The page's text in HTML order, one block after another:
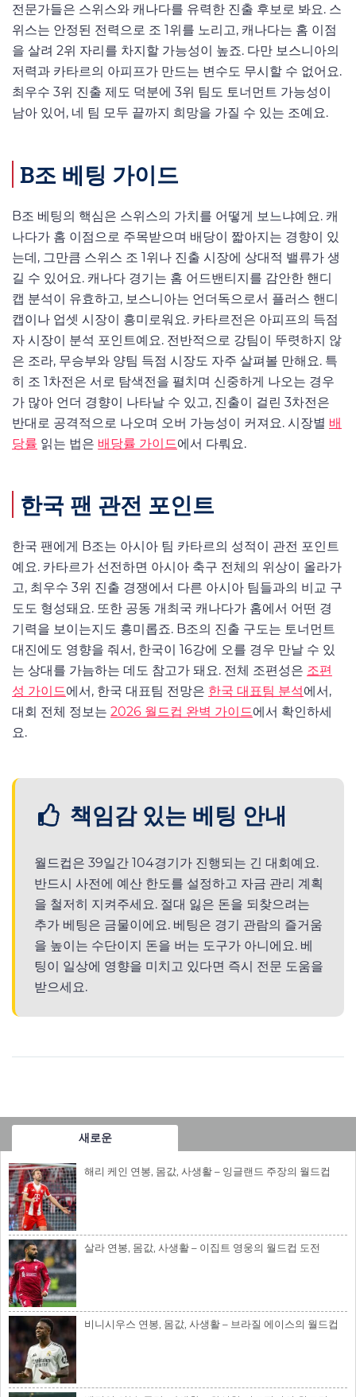
전문가들은 스위스와 캐나다를 유력한 진출 후보로 봐요. 스
위스는 안정된 전력으로 조 1위를 노리고, 캐나다는 홈 이점
을 살려 2위 자리를 차지할 가능성이 높죠. 다만 보스니아의
저력과 카타르의 아피프가 만드는 변수도 무시할 수 없어요.
최우수 3위 진출 제도 덕분에 3위 팀도 토너먼트 가능성이
남아 있어, 네 팀 모두 끝까지 희망을 가질 수 있는 조예요.
B조 베팅 가이드
B조 베팅의 핵심은 스위스의 가치를 어떻게 보느냐예요. 캐
나다가 홈 이점으로 주목받으며 배당이 짧아지는 경향이 있
는데, 그만큼 스위스 조 1위나 진출 시장에 상대적 밸류가 생
길 수 있어요. 캐나다 경기는 홈 어드밴티지를 감안한 핸디
캡 분석이 유효하고, 보스니아는 언더독으로서 플러스 핸디
캡이나 업셋 시장이 흥미로워요. 카타르전은 아피프의 득점
자 시장이 분석 포인트예요. 전반적으로 강팀이 뚜렷하지 않
은 조라, 무승부와 양팀 득점 시장도 자주 살펴볼 만해요. 특
히 조 1차전은 서로 탐색전을 펼치며 신중하게 나오는 경우
가 많아 언더 경향이 나타날 수 있고, 진출이 걸린 3차전은
반대로 공격적으로 나오며 오버 가능성이 커져요. 시장별 배
당률 읽는 법은 배당률 가이드에서 다뤄요.
한국 팬 관전 포인트
한국 팬에게 B조는 아시아 팀 카타르의 성적이 관전 포인트
예요. 카타르가 선전하면 아시아 축구 전체의 위상이 올라가
고, 최우수 3위 진출 경쟁에서 다른 아시아 팀들과의 비교 구
도도 형성돼요. 또한 공동 개최국 캐나다가 홈에서 어떤 경
기력을 보이는지도 흥미롭죠. B조의 진출 구도는 토너먼트
대진에도 영향을 줘서, 한국이 16강에 오를 경우 만날 수 있
는 상대를 가늠하는 데도 참고가 돼요. 전체 조편성은 조편
성 가이드에서, 한국 대표팀 전망은 한국 대표팀 분석에서,
대회 전체 정보는 2026 월드컵 완벽 가이드에서 확인하세
요.
책임감 있는 베팅 안내
월드컵은 39일간 104경기가 진행되는 긴 대회예요.
반드시 사전에 예산 한도를 설정하고 자금 관리 계획
을 철저히 지켜주세요. 절대 잃은 돈을 되찾으려는
추가 베팅은 금물이에요. 베팅은 경기 관람의 즐거움
을 높이는 수단이지 돈을 버는 도구가 아니에요. 베
팅이 일상에 영향을 미치고 있다면 즉시 전문 도움을
받으세요.
새로운
해리 케인 연봉, 몸값, 사생활 – 잉글랜드 주장의 월드컵
살라 연봉, 몸값, 사생활 – 이집트 영웅의 월드컵 도전
비니시우스 연봉, 몸값, 사생활 – 브라질 에이스의 월드컵